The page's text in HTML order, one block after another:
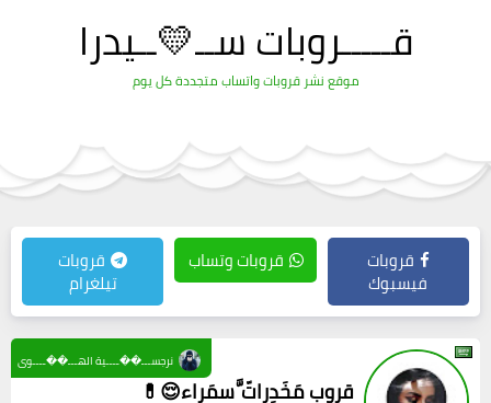
قـــــروبات ســ💛ــيدرا
موقع نشر قروبات واتساب متجددة كل يوم
قروبات
فيسبوك
قروبات وتساب قروبات
تيلغرام
قروب مَخَدِراتّ َّسمَراء😌💊
نرجســـ��ــــية الهـــ��ــــوى